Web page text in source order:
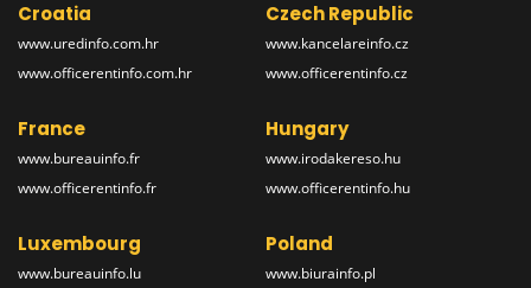
Croatia
www.uredinfo.com.hr
www.officerentinfo.com.hr
Czech Republic
www.kancelareinfo.cz
www.officerentinfo.cz
France
www.bureauinfo.fr
www.officerentinfo.fr
Hungary
www.irodakereso.hu
www.officerentinfo.hu
Luxembourg
www.bureauinfo.lu
Poland
www.biurainfo.pl